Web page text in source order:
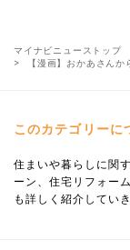
マイナビニューストップ
【漫画】おかあさん
このカテゴリーに
住まいや暮らしに関
ーン、住宅リフォー
も詳しく紹介していき